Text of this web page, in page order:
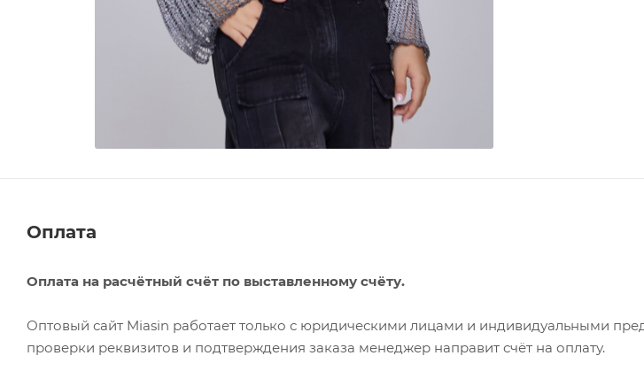
Оплата
Оплата на расчётный счёт по выставленному счёту.
Оптовый сайт Miasin работает только с юридическими лицами и индивидуальными
проверки реквизитов и подтверждения заказа менеджер направит счёт на оплату.